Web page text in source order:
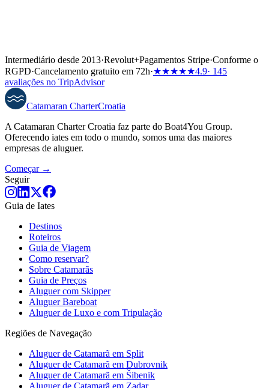
Intermediário desde 2013·Revolut+Pagamentos Stripe·Conforme o
RGPD·Cancelamento gratuito em 72h·★★★★★4.9· 145
avaliações no TripAdvisor
Catamaran CharterCroatia
A Catamaran Charter Croatia faz parte do Boat4You Group.
Oferecendo iates em todo o mundo, somos uma das maiores
empresas de aluguer.
Começar →
Seguir
Guia de Iates
Destinos
Roteiros
Guia de Viagem
Como reservar?
Sobre Catamarãs
Guia de Preços
Aluguer com Skipper
Aluguer Bareboat
Aluguer de Luxo e com Tripulação
Regiões de Navegação
Aluguer de Catamarã em Split
Aluguer de Catamarã em Dubrovnik
Aluguer de Catamarã em Šibenik